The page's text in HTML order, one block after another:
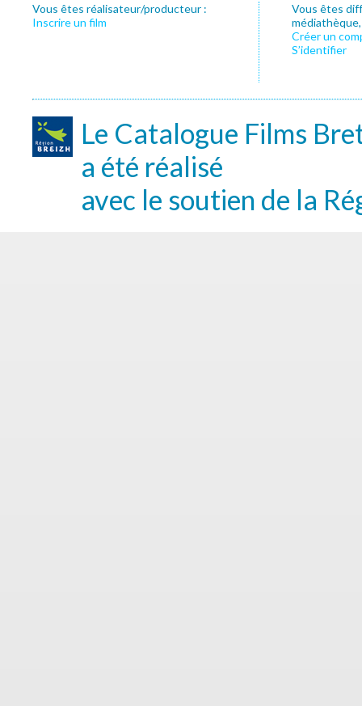
Vous êtes réalisateur/producteur :
Inscrire un film
Vous êtes
Créer un
S’identifier
Le Catalogue Films
a été réalisé
avec le soutien de la